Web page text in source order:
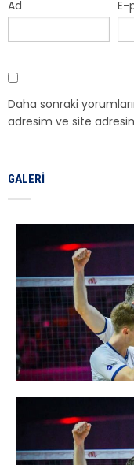
Ad E-
Daha sonraki
adresim ve site
GALERI